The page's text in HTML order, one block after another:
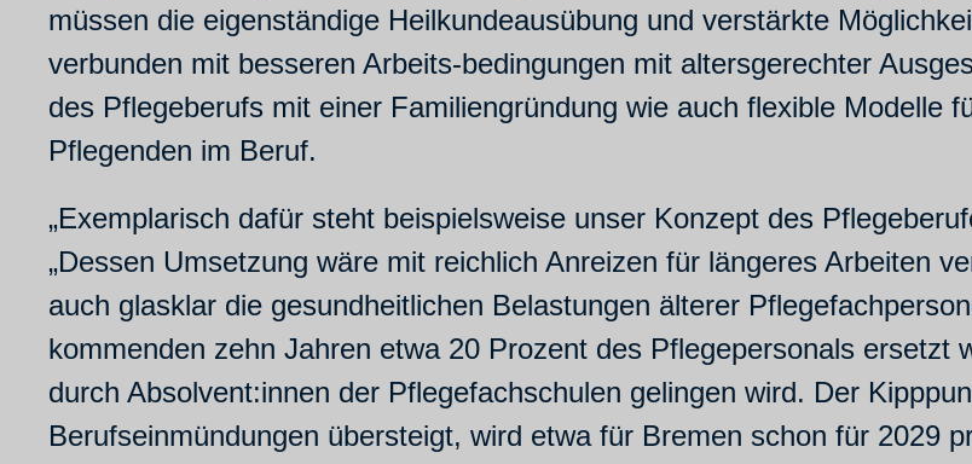
müssen die eigenständige Heilkundeausübung und verstärkte
verbunden mit besseren Arbeits-bedingungen mit altersgerechter
des Pflegeberufs mit einer Familiengründung wie auch flexible Modelle
Pflegenden im Beruf.
„Exemplarisch dafür steht beispielsweise unser Konzept des
„Dessen Umsetzung wäre mit reichlich Anreizen für längeres Arbeiten
auch glasklar die gesundheitlichen Belastungen älterer
kommenden zehn Jahren etwa 20 Prozent des Pflegepersonals ersetzt
durch Absolvent:innen der Pflegefachschulen gelingen wird. Der
Berufseinmündungen übersteigt, wird etwa für Bremen schon für 2029